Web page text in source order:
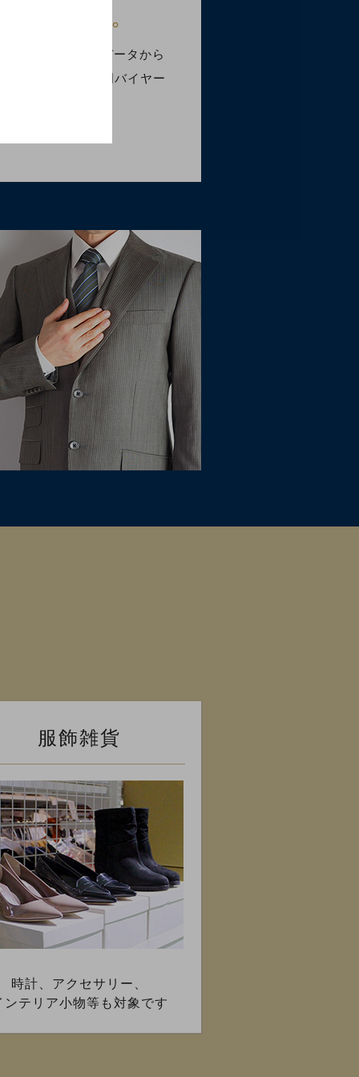
します。
超える買取実績データから
析し、当社の専門バイヤー
服飾雑貨
時計、アクセサリー、
ンテリア小物等も対象です